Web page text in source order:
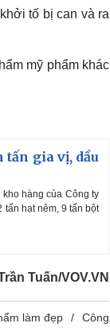
tố bị can và ra
mỹ phẩm khác
tấn gia vị, dầu
hàng của Công ty
tấn hạt nêm, 9 tấn bột
Tuấn/VOV.VN
làm đẹp
Công